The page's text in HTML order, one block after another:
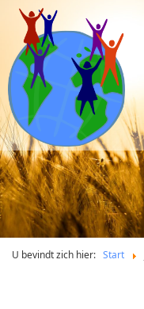
U bevindt zich hier: Start